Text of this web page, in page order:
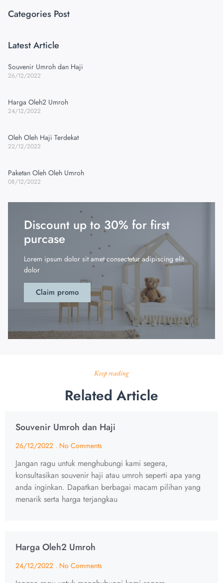
Categories Post
Latest Article
Souvenir Umroh dan Haji
26/12/2022
Harga Oleh2 Umroh
24/12/2022
Oleh Oleh Haji Terdekat
22/12/2022
Paketan Oleh Oleh Umroh
08/12/2022
Discount up to 30% for first
purcase
Lorem ipsum dolor sit amet consectetur adipiscing elit
dolor
Claim promo
Keep reading
Related Article
Souvenir Umroh dan Haji
26/12/2022 No Comments
Jangan ragu untuk menghubungi kami segera,
konsultasikan souvenir haji atau umroh seperti apa yang
anda inginkan. Dapatkan berbagai macam pilihan yang
menarik serta harga terjangkau
Harga Oleh2 Umroh
24/12/2022 No Comments